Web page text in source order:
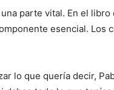
parte vital. En el libro
esencial. Los
lo que quería decir,